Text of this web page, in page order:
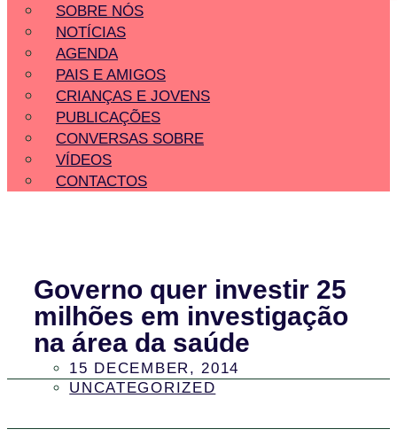
SOBRE NÓS
NOTÍCIAS
AGENDA
PAIS E AMIGOS
CRIANÇAS E JOVENS
PUBLICAÇÕES
CONVERSAS SOBRE
VÍDEOS
CONTACTOS
Governo quer investir 25
milhões em investigação
na área da saúde
15 DECEMBER, 2014
UNCATEGORIZED